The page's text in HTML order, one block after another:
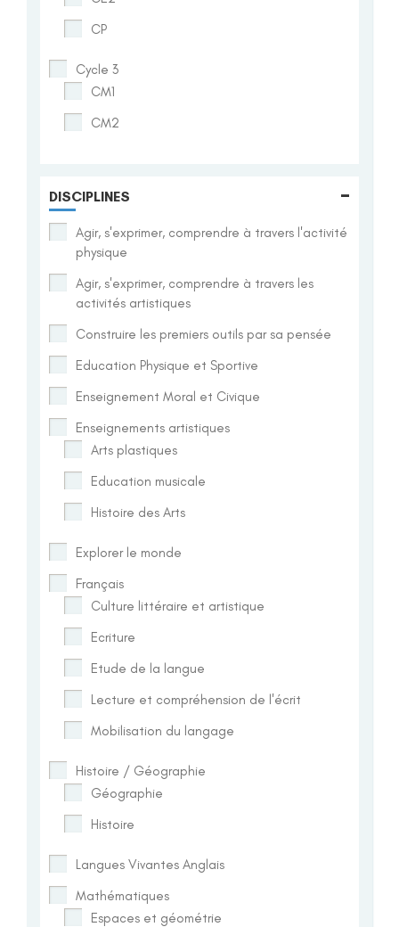
CP
Cycle 3
CM1
CM2
DISCIPLINES -
Agir, s'exprimer, comprendre à travers l'activité
physique
Agir, s'exprimer, comprendre à travers les
activités artistiques
Construire les premiers outils par sa pensée
Education Physique et Sportive
Enseignement Moral et Civique
Enseignements artistiques
Arts plastiques
Education musicale
Histoire des Arts
Explorer le monde
Français
Culture littéraire et artistique
Ecriture
Etude de la langue
Lecture et compréhension de l'écrit
Mobilisation du langage
Histoire / Géographie
Géographie
Histoire
Langues Vivantes Anglais
Mathématiques
Espaces et géométrie